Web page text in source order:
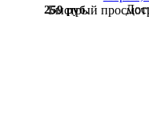
Быстрый
259 руб.